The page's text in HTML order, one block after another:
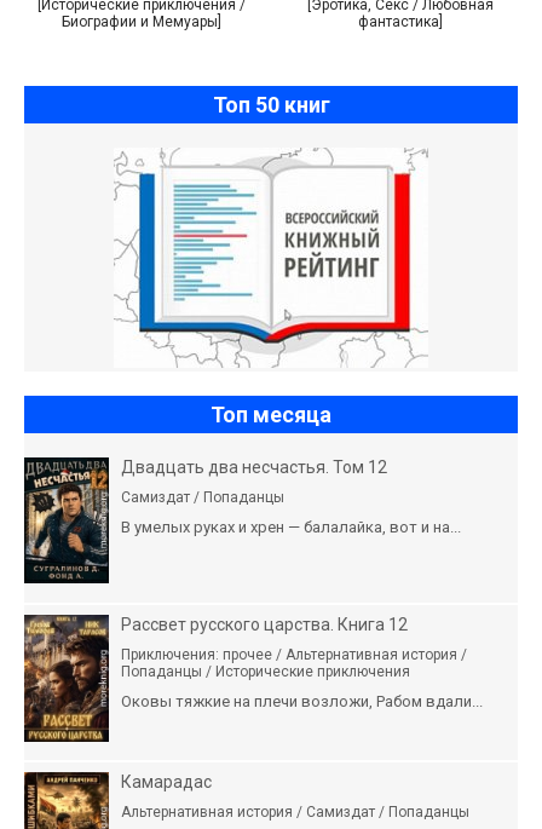
[Исторические приключения /
Биографии и Мемуары]
[Эротика, Секс / Любовная
фантастика]
Топ 50 книг
Топ месяца
Двадцать два несчастья. Том 12
Самиздат / Попаданцы
В умелых руках и хрен — балалайка, вот и на...
Рассвет русского царства. Книга 12
Приключения: прочее / Альтернативная история /
Попаданцы / Исторические приключения
Оковы тяжкие на плечи возложи, Рабом вдали...
Камарадас
Альтернативная история / Самиздат / Попаданцы